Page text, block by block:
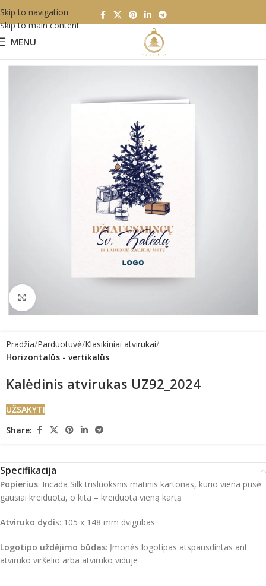
Skip to navigation
Skip to main content
MENU
Click to enlarge
Pradžia Parduotuvė Klasikiniai atvirukai
Horizontalūs - vertikalūs
Kalėdinis atvirukas UZ92_2024
UŽSAKYTI
Share:
Specifikacija
Popierius: Incada Silk trisluoksnis matinis kartonas, kurio viena pusė
gausiai kreiduota, o kita – kreiduota vieną kartą
Atviruko dydis: 105 x 148 mm dvigubas.
Logotipo uždėjimo būdas: Įmonės logotipas atspausdintas ant
atviruko viršelio arba atviruko viduje